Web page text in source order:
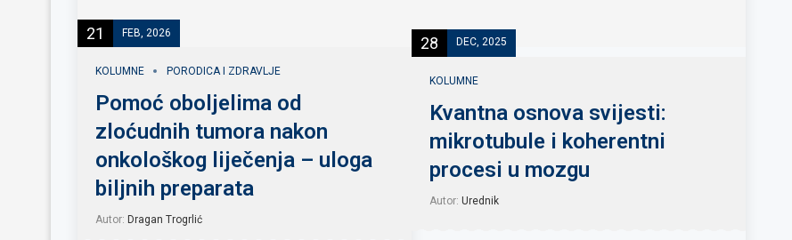
21 FEB, 2026
KOLUMNE PORODICA I ZDRAVLJE
Pomoć oboljelima od
zloćudnih tumora nakon
onkološkog liječenja – uloga
biljnih preparata
Autor: Dragan Trogrlić
28 DEC, 2025
KOLUMNE
Kvantna osnova svijesti:
mikrotubule i koherentni
procesi u mozgu
Autor: Urednik